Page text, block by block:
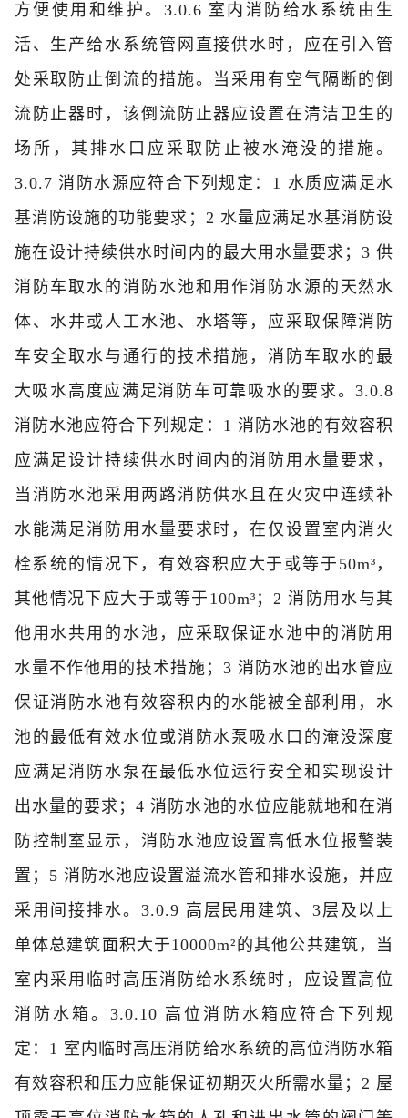
方便使用和维护。 3.0.6 室内消防给水系统由生
活、生产给水系统管网直接供水时，应在引入管
处采取防止倒流的措施。当采用有空气隔断的倒
流防止器时，该倒流防止器应设置在清洁卫生的
场所，其排水口应采取防止被水淹没的措施。
3.0.7 消防水源应符合下列规定： 1 水质应满足水
基消防设施的功能要求； 2 水量应满足水基消防设
施在设计持续供水时间内的最大用水量要求；3 供
消防车取水的消防水池和用作消防水源的天然水
体、水井或人工水池、水塔等，应采取保障消防
车安全取水与通行的技术措施，消防车取水的最
大吸水高度应满足消防车可靠吸水的要求。3.0.8
消防水池应符合下列规定： 1 消防水池的有效容积
应满足设计持续供水时间内的消防用水量要求，
当消防水池采用两路消防供水且在火灾中连续补
水能满足消防用水量要求时，在仅设置室内消火
栓系统的情况下，有效容积应大于或等于50m³，
其他情况下应大于或等于100m³； 2 消防用水与其
他用水共用的水池，应采取保证水池中的消防用
水量不作他用的技术措施； 3 消防水池的出水管应
保证消防水池有效容积内的水能被全部利用，水
池的最低有效水位或消防水泵吸水口的淹没深度
应满足消防水泵在最低水位运行安全和实现设计
出水量的要求；4 消防水池的水位应能就地和在消
防控制室显示，消防水池应设置高低水位报警装
置； 5 消防水池应设置溢流水管和排水设施，并应
采用间接排水。 3.0.9 高层民用建筑、3层及以上
单体总建筑面积大于10000m²的其他公共建筑，当
室内采用临时高压消防给水系统时，应设置高位
消防水箱。3.0.10 高位消防水箱应符合下列规
定： 1 室内临时高压消防给水系统的高位消防水箱
有效容积和压力应能保证初期灭火所需水量；2 屋